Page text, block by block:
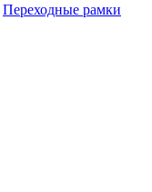
Переходные рамки